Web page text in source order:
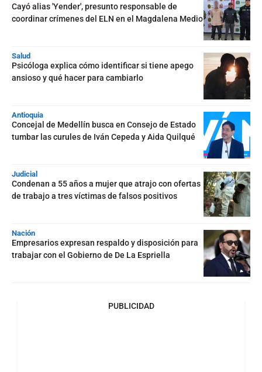
Cayó alias 'Yender', presunto responsable de
coordinar crímenes del ELN en el Magdalena Medio
Salud
Psicóloga explica cómo identificar si tiene apego
ansioso y qué hacer para cambiarlo
Antioquia
Concejal de Medellín busca en Consejo de Estado
tumbar las curules de Iván Cepeda y Aida Quilqué
Judicial
Condenan a 55 años a mujer que atrajo con ofertas
de trabajo a tres víctimas de falsos positivos
Nación
Empresarios expresan respaldo y disposición para
trabajar con el Gobierno de De La Espriella
PUBLICIDAD